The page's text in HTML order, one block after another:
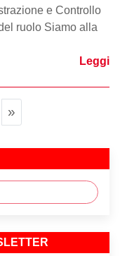
e Controllo
ruolo Siamo alla
Leggi
»